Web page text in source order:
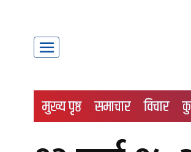
मुख्य पृष्ठ समाचार विचार